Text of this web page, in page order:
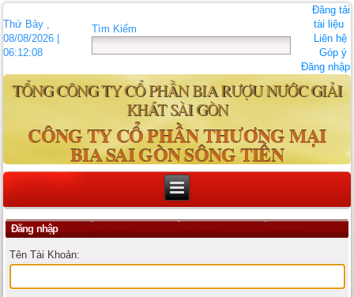
Thứ Bảy ,
08/08/2026 |
06:12:08
Tìm Kiếm
Đăng tải
tài liệu
Liên hệ
Góp ý
Đăng nhập
TỔNG CÔNG TY CỔ PHẦN BIA RƯỢU NƯỚC GIẢI
KHÁT SÀI GÒN
CÔNG TY CỔ PHẦN THƯƠNG MẠI
BIA SAI GÒN SÔNG TIỀN
Đăng nhập
Tên Tài Khoản: